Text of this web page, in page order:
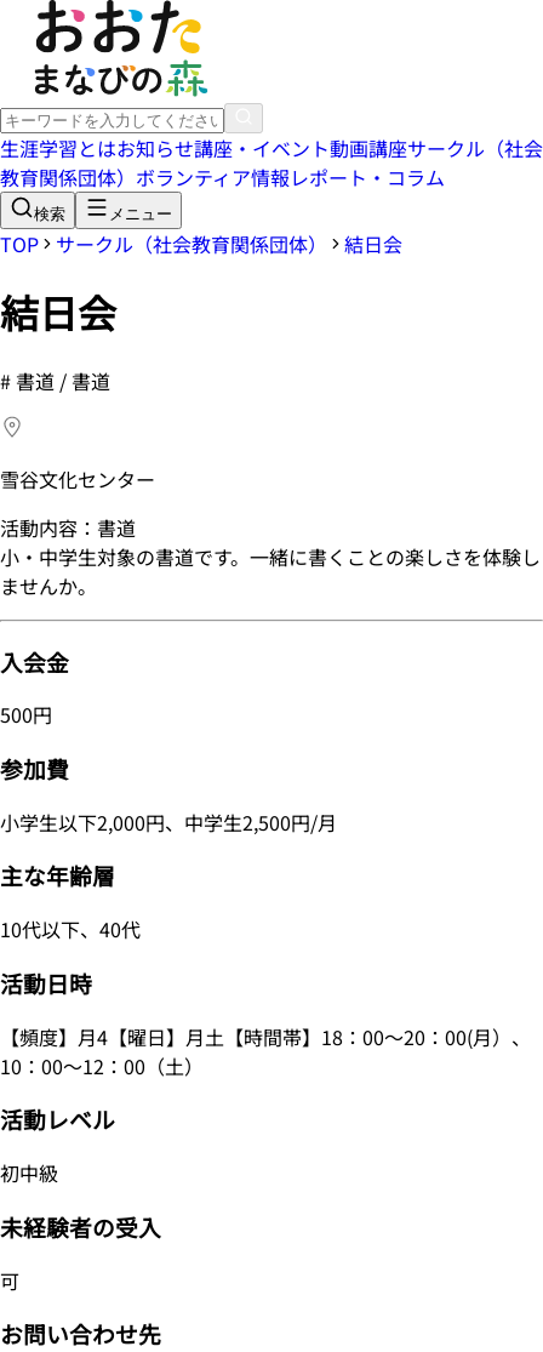
生涯学習とはお知らせ講座・イベント動画講座サークル（社会
教育関係団体） ボランティア情報レポート・コラム
検索 メニュー
TOP サークル（社会教育関係団体） 結日会
結日会
# 書道 / 書道
雪谷文化センター
活動内容：書道
小・中学生対象の書道です。一緒に書くことの楽しさを体験し
ませんか。
入会金
500円
参加費
小学生以下2,000円、中学生2,500円/月
主な年齢層
10代以下、40代
活動日時
【頻度】月4【曜日】月土【時間帯】18：00～20：00(月）、
10：00～12：00（土）
活動レベル
初中級
未経験者の受入
可
お問い合わせ先